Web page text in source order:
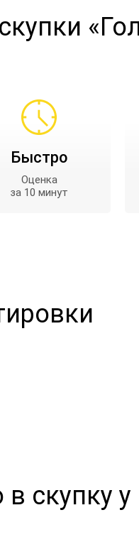
скупки
Быстро
Оценка
за 10 минут
в скупку